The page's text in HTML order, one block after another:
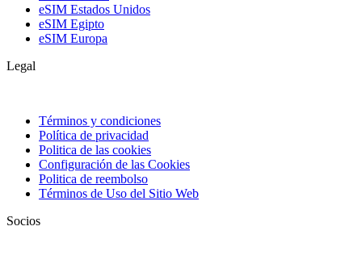
eSIM Estados Unidos
eSIM Egipto
eSIM Europa
Legal
Términos y condiciones
Política de privacidad
Politica de las cookies
Configuración de las Cookies
Politica de reembolso
Términos de Uso del Sitio Web
Socios